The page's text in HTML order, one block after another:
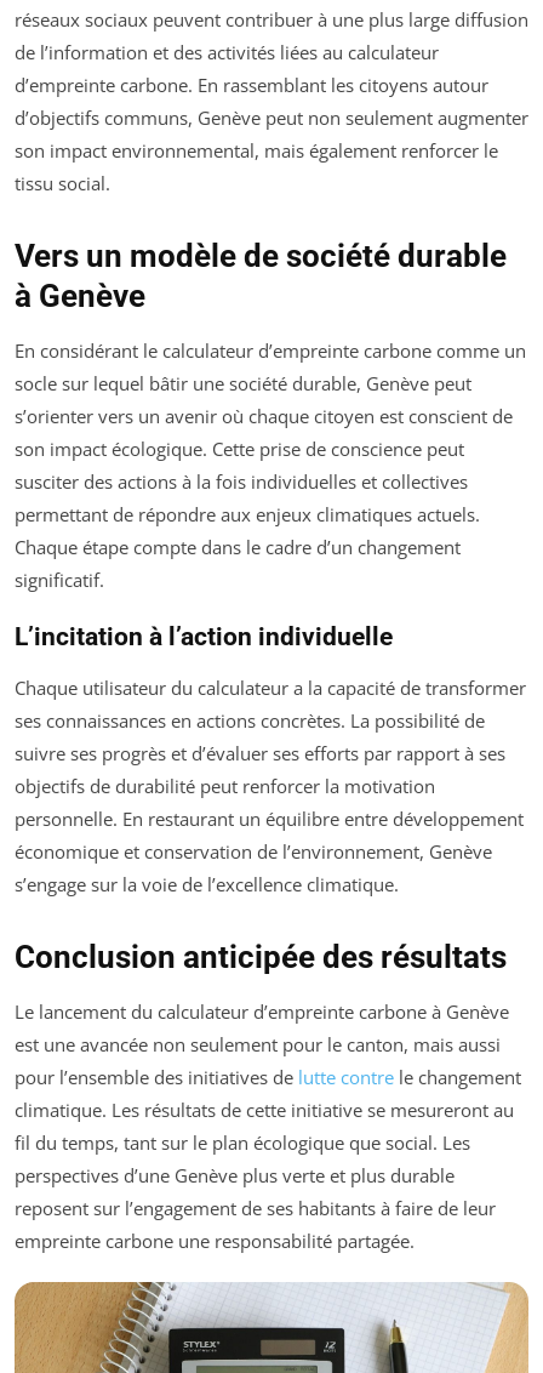
réseaux sociaux peuvent contribuer à une plus large diffusion
de l’information et des activités liées au calculateur
d’empreinte carbone. En rassemblant les citoyens autour
d’objectifs communs, Genève peut non seulement augmenter
son impact environnemental, mais également renforcer le
tissu social.
Vers un modèle de société durable
à Genève
En considérant le calculateur d’empreinte carbone comme un
socle sur lequel bâtir une société durable, Genève peut
s’orienter vers un avenir où chaque citoyen est conscient de
son impact écologique. Cette prise de conscience peut
susciter des actions à la fois individuelles et collectives
permettant de répondre aux enjeux climatiques actuels.
Chaque étape compte dans le cadre d’un changement
significatif.
L’incitation à l’action individuelle
Chaque utilisateur du calculateur a la capacité de transformer
ses connaissances en actions concrètes. La possibilité de
suivre ses progrès et d’évaluer ses efforts par rapport à ses
objectifs de durabilité peut renforcer la motivation
personnelle. En restaurant un équilibre entre développement
économique et conservation de l’environnement, Genève
s’engage sur la voie de l’excellence climatique.
Conclusion anticipée des résultats
Le lancement du calculateur d’empreinte carbone à Genève
est une avancée non seulement pour le canton, mais aussi
pour l’ensemble des initiatives de lutte contre le changement
climatique. Les résultats de cette initiative se mesureront au
fil du temps, tant sur le plan écologique que social. Les
perspectives d’une Genève plus verte et plus durable
reposent sur l’engagement de ses habitants à faire de leur
empreinte carbone une responsabilité partagée.